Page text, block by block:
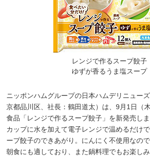
レンジで作るスープ餃子
ゆずが香るうま塩スープ
ニッポンハムグループの日本ハムデリニュー
京都品川区、社長：鶴田道太）は、9月1日（
食品「レンジで作るスープ餃子」を新発売しま
カップに水を加えて電子レンジで温めるだけ
ープ餃子のできあがり。にんにく不使用なの
朝食にも適しており、また鍋料理でもお楽し